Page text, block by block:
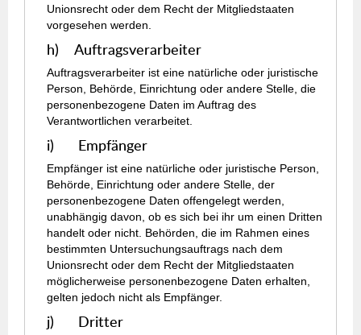
Unionsrecht oder dem Recht der Mitgliedstaaten
vorgesehen werden.
h) Auftragsverarbeiter
Auftragsverarbeiter ist eine natürliche oder juristische
Person, Behörde, Einrichtung oder andere Stelle, die
personenbezogene Daten im Auftrag des
Verantwortlichen verarbeitet.
i) Empfänger
Empfänger ist eine natürliche oder juristische Person,
Behörde, Einrichtung oder andere Stelle, der
personenbezogene Daten offengelegt werden,
unabhängig davon, ob es sich bei ihr um einen Dritten
handelt oder nicht. Behörden, die im Rahmen eines
bestimmten Untersuchungsauftrags nach dem
Unionsrecht oder dem Recht der Mitgliedstaaten
möglicherweise personenbezogene Daten erhalten,
gelten jedoch nicht als Empfänger.
j) Dritter